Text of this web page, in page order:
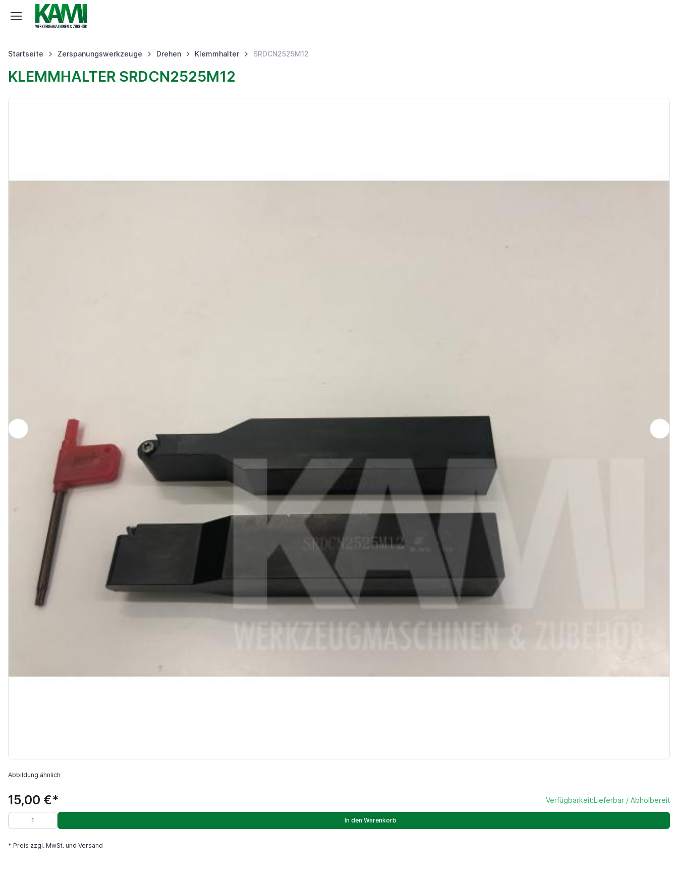
Startseite Zerspanungswerkzeuge Drehen Klemmhalter SRDCN2525M12
KLEMMHALTER SRDCN2525M12
Abbildung ähnlich
15,00 €* Verfügbarkeit:Lieferbar / Abholbereit
In den Warenkorb
* Preis zzgl. MwSt. und Versand